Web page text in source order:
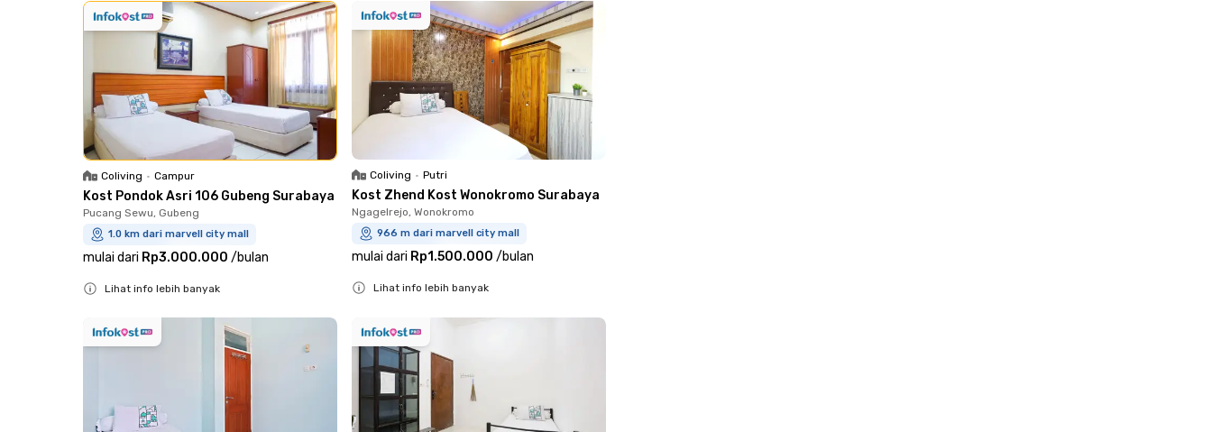
Coliving • Campur
Kost Pondok Asri 106 Gubeng Surabaya
Pucang Sewu, Gubeng
1.0 km dari marvell city mall
mulai dari Rp3.000.000 /bulan
Lihat info lebih banyak
Coliving • Putri
Kost Zhend Kost Wonokromo Surabaya
Ngagelrejo, Wonokromo
966 m dari marvell city mall
mulai dari Rp1.500.000 /bulan
Lihat info lebih banyak